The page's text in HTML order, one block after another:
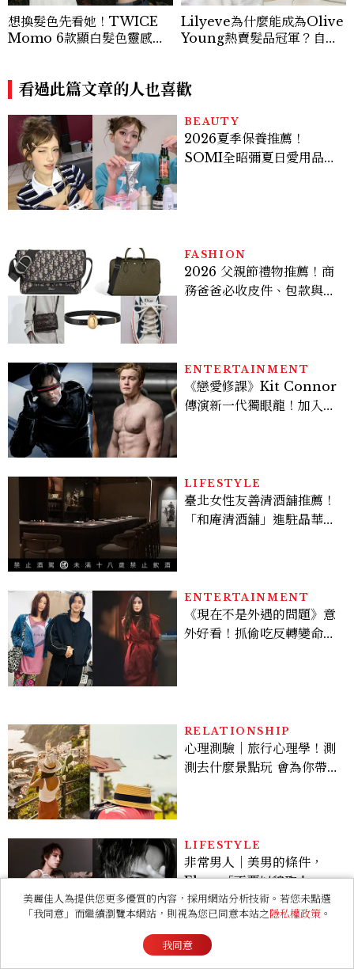
想換髮色先看她！TWICE
Momo 6款顯白髮色靈感推
Lilyeve為什麼能成為Olive
Young熱賣髮品冠軍？自帶
看過此篇文章的人也喜歡
BEAUTY
2026夏季保養推薦！
SOMI全昭彌夏日愛用品公
FASHION
2026 父親節禮物推薦！商
務爸爸必收皮件、包款與鞋
ENTERTAINMENT
《戀愛修課》Kit Connor
傳演新一代獨眼龍！加入新
LIFESTYLE
臺北女性友善清酒舖推薦！
「和庵清酒舖」進駐晶華酒
ENTERTAINMENT
《現在不是外遇的問題》意
外好看！抓偷吃反轉變命
RELATIONSHIP
心理測驗｜旅行心理學！測
測去什麼景點玩 會為你帶來
LIFESTYLE
非常男人｜美男的條件，
Eko：「不要以貌取人，內
在與外在同樣重要。」
ENTERTAINMENT
美麗佳人為提供您更多優質的內容，採用網站分析技術。若您未點選
「我同意」而繼續瀏覽本網站，則視為您已同意本站之隱私權政策 。
我同意